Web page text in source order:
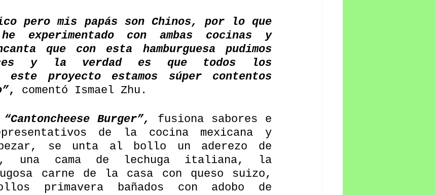
pero mis papás son Chinos, por lo que
experimentado con ambas cocinas y
que con esta hamburguesa pudimos
y la verdad es que todos los
este proyecto estamos súper contentos
, comentó Ismael Zhu.
“Cantoncheese Burger”,
fusiona sabores e
de la cocina mexicana y
se unta al bollo un aderezo de
una cama de lechuga italiana, la
carne de la casa con queso suizo,
primavera bañados con adobo de